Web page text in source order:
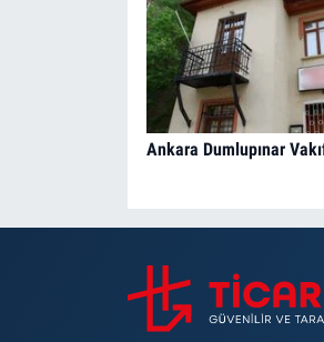
Ankara Dumlupınar